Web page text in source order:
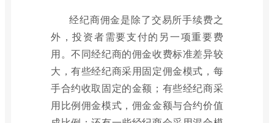
经纪商佣金是除了交易所手续费之
外，投资者需要支付的另一项重要费
用。不同经纪商的佣金收费标准差异较
大，有些经纪商采用固定佣金模式，每
手合约收取固定的金额；有些经纪商采
用比例佣金模式，佣金金额与合约价值